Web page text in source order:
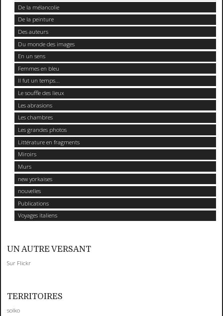
De la mélancolie
De la peinture
Des auteurs
Du monde des images
En un sens
Femmes en bleu
Il fut un temps...
Le souffle des lieux
Les abrasions
Les chambres
Les grandes photos
Littérature en fragments
Miroirs
Murs
new yorkaises
nouvelles
Publications
Voyages italiens
UN AUTRE VERSANT
Sur Flickr
TERRITOIRES
solko